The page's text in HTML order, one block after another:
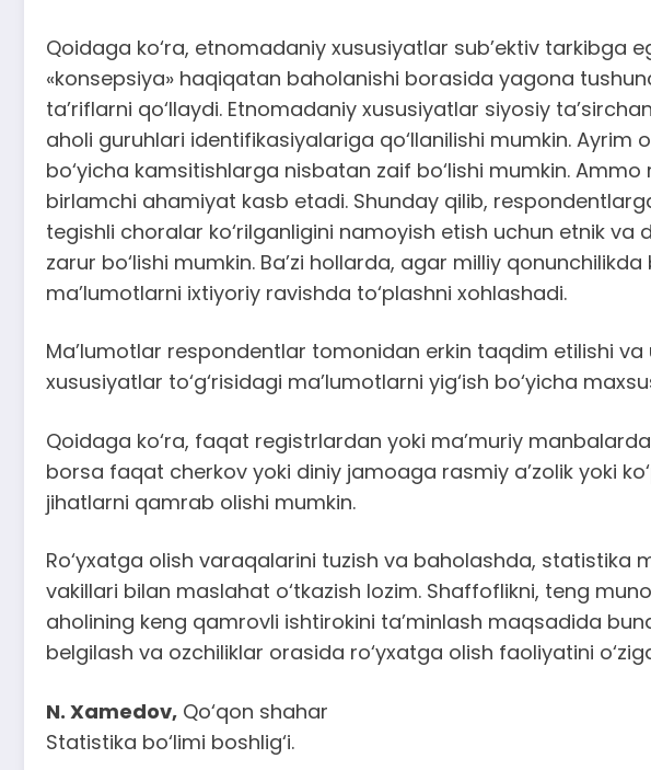
Qoidaga ko‘ra, etnomadaniy xususiyatlar sub’ektiv tarkibga
«konsepsiya» haqiqatan baholanishi borasida yagona
ta’riflarni qo‘llaydi. Etnomadaniy xususiyatlar siyosiy
aholi guruhlari identifikasiyalariga qo‘llanilishi mumkin. Ayrim
bo‘yicha kamsitishlarga nisbatan zaif bo‘lishi mumkin.
birlamchi ahamiyat kasb etadi. Shunday qilib,
tegishli choralar ko‘rilganligini namoyish etish uchun etnik
zarur bo‘lishi mumkin. Ba’zi hollarda, agar milliy
ma’lumotlarni ixtiyoriy ravishda to‘plashni xohlashadi.
Ma’lumotlar respondentlar tomonidan erkin taqdim etilishi
xususiyatlar to‘g‘risidagi ma’lumotlarni yig‘ish bo‘yicha
Qoidaga ko‘ra, faqat registrlardan yoki ma’muriy
borsa faqat cherkov yoki diniy jamoaga rasmiy a’zolik yoki
jihatlarni qamrab olishi mumkin.
Ro‘yxatga olish varaqalarini tuzish va baholashda,
vakillari bilan maslahat o‘tkazish lozim. Shaffoflikni, teng
aholining keng qamrovli ishtirokini ta’minlash maqsadida
belgilash va ozchiliklar orasida ro‘yxatga olish faoliyatini
N. Xamedov, Qo‘qon shahar
Statistika bo‘limi boshlig‘i.